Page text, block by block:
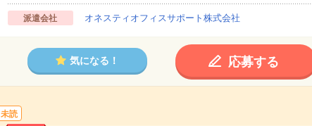
派遣会社 オネスティオフィスサポート株式会社
気になる！ 応募する
未読